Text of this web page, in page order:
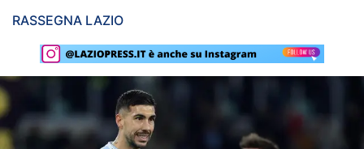
Rassegna Lazio
Social
RASSEGNA LAZIO